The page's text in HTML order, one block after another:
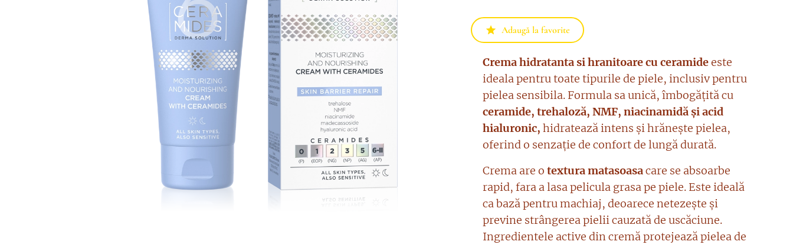
Adaugă la favorite
Crema hidratanta si hranitoare cu ceramideeste
ideala pentru toate tipurile de piele, inclusiv pentru
pielea sensibila. Formula sa unică, îmbogățită cu
ceramide, trehaloză, NMF, niacinamidă și acid
hialuronic, hidratează intens și hrănește pielea,
oferind o senzație de confort de lungă durată.
Crema are otextura matasoasacare se absoarbe
rapid, fara a lasa pelicula grasa pe piele. Este ideală
ca bază pentru machiaj, deoarece netezește și
previne strângerea pielii cauzată de uscăciune.
Ingredientele active din cremă protejează pielea de